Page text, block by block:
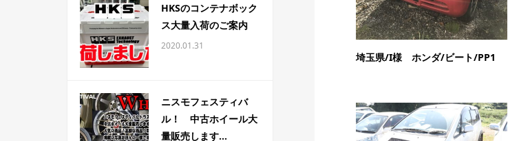
埼玉県/I様 ホンダ/ビート/PP1
HKSのコンテナボック
ス大量入荷のご案内
2020.01.31
ニスモフェスティバ
ル！ 中古ホイール大
量販売します...